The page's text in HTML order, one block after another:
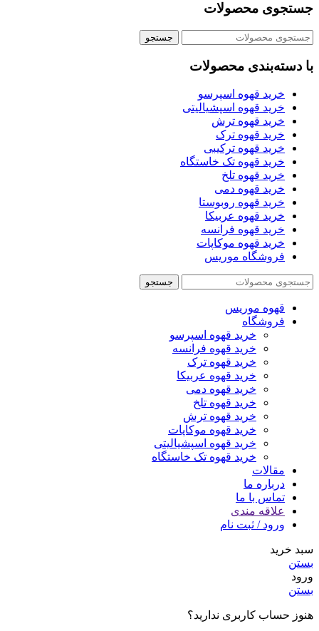
جستجوی محصولات
جستجو
با دسته‌بندی محصولات
خرید قهوه اسپرسو
خرید قهوه اسپشیالیتی
خرید قهوه ترش
خرید قهوه ترک
خرید قهوه ترکیبی
خرید قهوه تک خاستگاه
خرید قهوه تلخ
خرید قهوه دمی
خرید قهوه روبوستا
خرید قهوه عربیکا
خرید قهوه فرانسه
خرید قهوه موکاپات
فروشگاه موریس
جستجو
قهوه موریس
فروشگاه
خرید قهوه اسپرسو
خرید قهوه فرانسه
خرید قهوه ترک
خرید قهوه عربیکا
خرید قهوه دمی
خرید قهوه تلخ
خرید قهوه ترش
خرید قهوه موکاپات
خرید قهوه اسپشیالیتی
خرید قهوه تک خاستگاه
مقالات
درباره ما
تماس با ما
علاقه مندی
ورود / ثبت نام
سبد خرید
بستن
ورود
بستن
هنوز حساب کاربری ندارید؟